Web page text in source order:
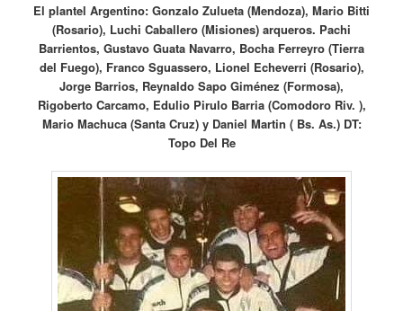
El plantel Argentino: Gonzalo Zulueta (Mendoza), Mario Bitti
(Rosario), Luchi Caballero (Misiones) arqueros. Pachi
Barrientos, Gustavo Guata Navarro, Bocha Ferreyro (Tierra
del Fuego), Franco Sguassero, Lionel Echeverri (Rosario),
Jorge Barrios, Reynaldo Sapo Giménez (Formosa),
Rigoberto Carcamo, Edulio Pirulo Barria (Comodoro Riv. ),
Mario Machuca (Santa Cruz) y Daniel Martin ( Bs. As.) DT:
Topo Del Re